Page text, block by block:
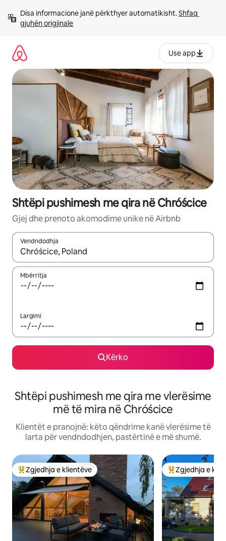
përmbajtja
Disa informacione janë përkthyer automatikisht. Shfaq
gjuhën origjinale
Use app
Shtëpi pushimesh me qira në Chróścice
Gjej dhe prenoto akomodime unike në Airbnb
Vendndodhja
Kur rezultatet të jenë të disponueshme, lëviz me butonat e
Mbërritja
Largimi
Kërko
Shtëpi pushimesh me qira me vlerësime
më të mira në Chróścice
Klientët e pranojnë: këto qëndrime kanë vlerësime të
larta për vendndodhjen, pastërtinë e më shumë.
Më të mirat e zgjedhjeve të klientëve
Zgjedhja e klientëve Më të mirat e
Zgjedhja e